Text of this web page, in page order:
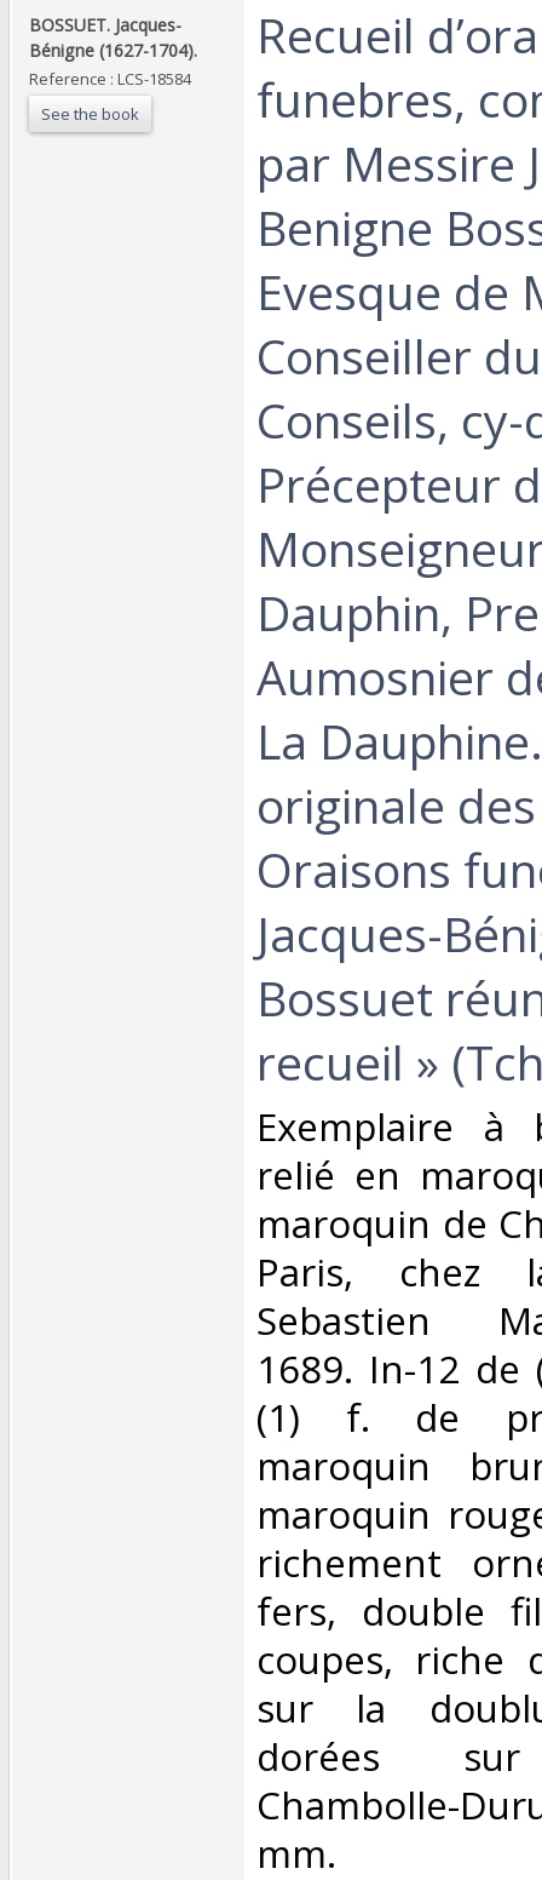
‎BOSSUET. Jacques-
Bénigne (1627-1704).‎
Reference : LCS-18584
See the book
‎Recueil
funebres,
par Messire
Benigne
Evesque de
Conseiller
Conseils,
Précepteur
Dauphin,
Aumosnier
La
originale
Oraisons
Jacques-
Bossuet
recueil »
‎Exemplaire à
relié en
maroquin de
Paris, chez
Sebastien
1689. In-12 de
(1) f. de
maroquin
maroquin
richement
fers, double
coupes, riche
sur la
dorées sur
Chambolle-
mm.‎